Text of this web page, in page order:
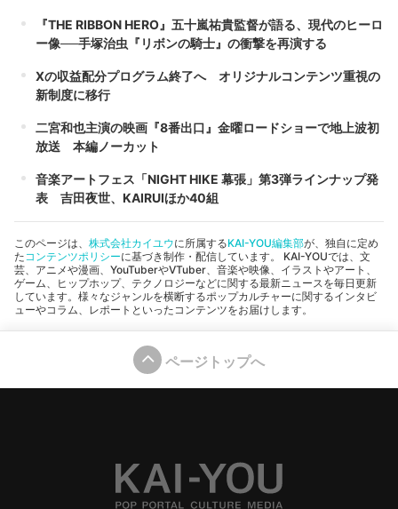
『THE RIBBON HERO』五十嵐祐貴監督が語る、現代のヒーロ
ー像──手塚治虫『リボンの騎士』の衝撃を再演する
Xの収益配分プログラム終了へ オリジナルコンテンツ重視の
新制度に移行
二宮和也主演の映画『8番出口』金曜ロードショーで地上波初
放送 本編ノーカット
音楽アートフェス「NIGHT HIKE 幕張」第3弾ラインナップ発
表 吉田夜世、KAIRUIほか40組
このページは、 株式会社カイユウに所属するKAI-YOU編集部が、独自に定め
た コンテンツポリシーに基づき制作・配信しています。 KAI-YOUでは、文
芸、アニメや漫画、YouTuberやVTuber、音楽や映像、イラストやアート、
ゲーム、ヒップホップ、テクノロジーなどに関する最新ニュースを毎日更新
しています。様々なジャンルを横断するポップカルチャーに関するインタビ
ューやコラム、レポートといったコンテンツをお届けします。
ページトップへ